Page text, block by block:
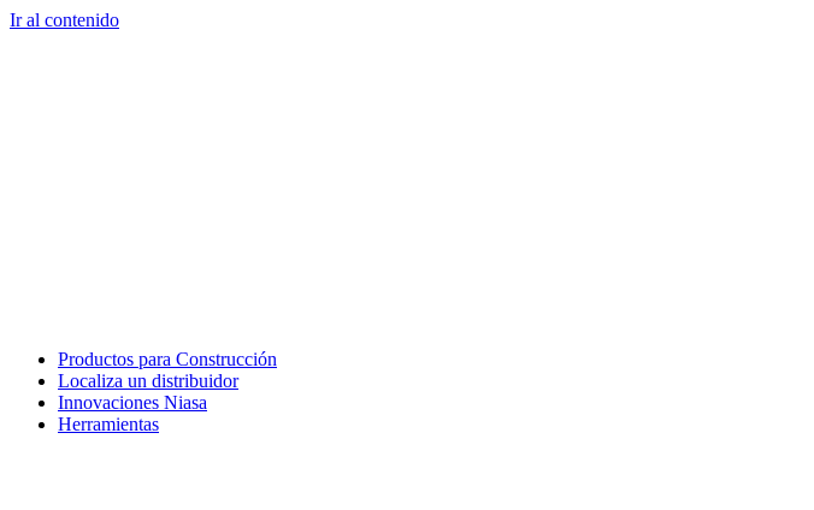
Ir al contenido
Productos para Construcción
Localiza un distribuidor
Innovaciones Niasa
Herramientas